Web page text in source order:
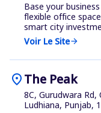
Base your
flexible office
smart city
Voir Le Sitearrow_forward
location_onThe Peak
8C, Gurudwara Rd,
Ludhiana, Punjab,